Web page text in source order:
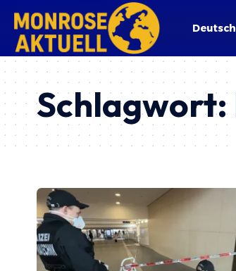
Schlagwort: